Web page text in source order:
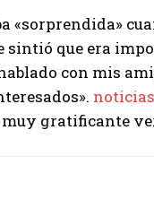
I WANT IN
the Privacy Policy
«sorprendida»
sintió que era
con mis
gratificante